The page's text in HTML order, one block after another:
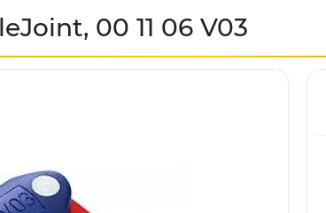
00 11 06 V03